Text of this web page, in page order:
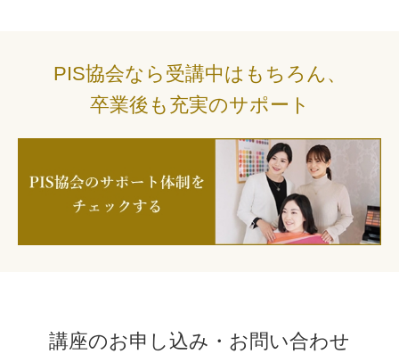
PIS協会なら受講中はもちろん、
卒業後も充実のサポート
講座のお申し込み・お問い合わせ